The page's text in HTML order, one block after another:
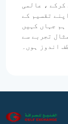
کرکے ، عالمی
تقسیم کے
جہاں کہیں
تجربے سے
اندوز ہوں۔